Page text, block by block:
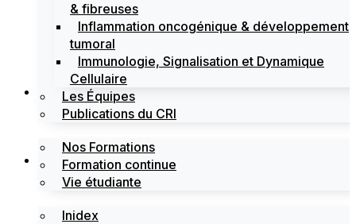
& fibreuses
Inflammation oncogénique & développement
tumoral
Immunologie, Signalisation et Dynamique
Cellulaire
Les Équipes
Publications du CRI
Formations
Nos Formations
Formation continue
Vie étudiante
Labels
Inidex